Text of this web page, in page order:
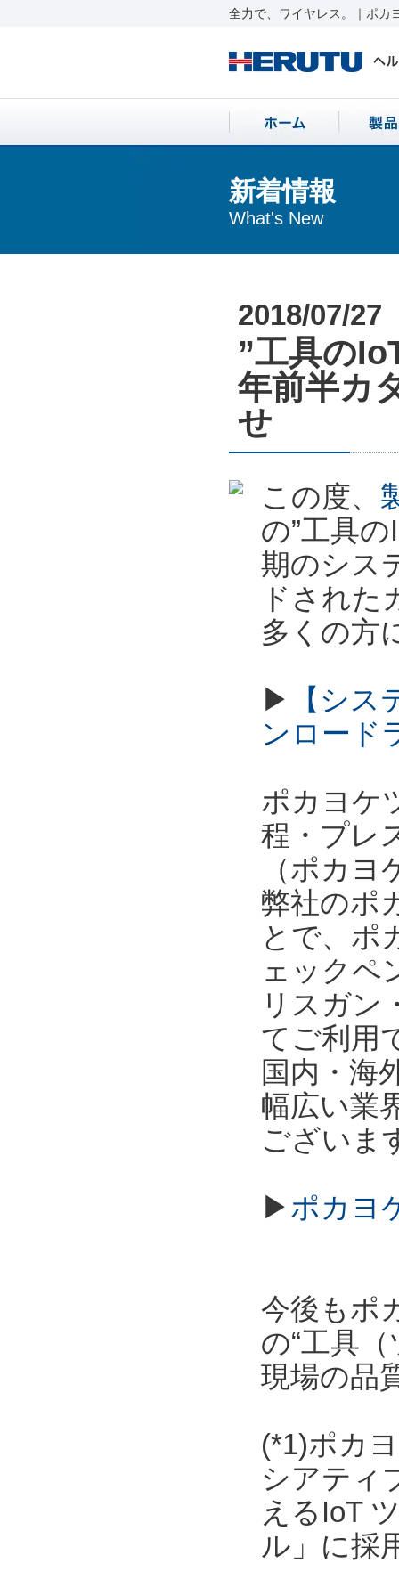
全力で、ワイヤレス。｜ポカ
新着情報
What's New
2018/07/27
”工具の
年前半カ
せ
この度、
の”工具
期のシス
ドされた
多くの方
▶
【シ
ンロード
ポカヨケ
程・プレ
（ポカ
弊社のポ
とで、ポ
ェックペ
リスガン
てご利用
国内・海
幅広い業
ございま
▶ポカヨ
今後もポ
の“工具
現場の品
(*1)ポカ
シアティ
えるIoT
ル」に採